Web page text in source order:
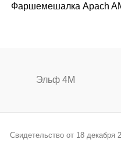
Фаршемешалка Apach
Эльф 4М
Свидетельство от 18 декабря